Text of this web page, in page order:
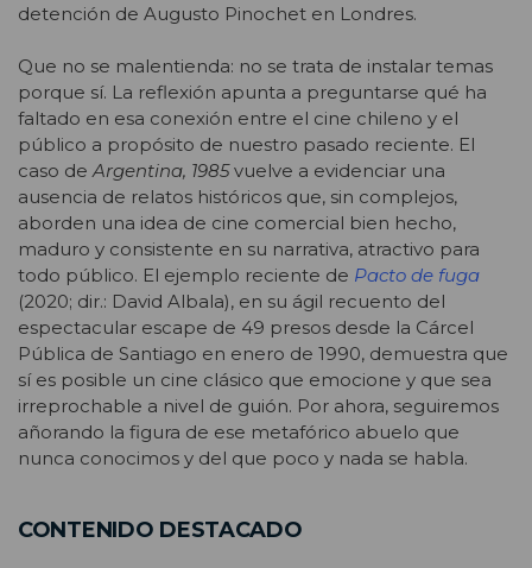
detención de Augusto Pinochet en Londres.
Que no se malentienda: no se trata de instalar temas
porque sí. La reflexión apunta a preguntarse qué ha
faltado en esa conexión entre el cine chileno y el
público a propósito de nuestro pasado reciente. El
caso de Argentina, 1985vuelve a evidenciar una
ausencia de relatos históricos que, sin complejos,
aborden una idea de cine comercial bien hecho,
maduro y consistente en su narrativa, atractivo para
todo público. El ejemplo reciente de Pacto de fuga
(2020; dir.: David Albala), en su ágil recuento del
espectacular escape de 49 presos desde la Cárcel
Pública de Santiago en enero de 1990, demuestra que
sí es posible un cine clásico que emocione y que sea
irreprochable a nivel de guión. Por ahora, seguiremos
añorando la figura de ese metafórico abuelo que
nunca conocimos y del que poco y nada se habla.
CONTENIDO DESTACADO